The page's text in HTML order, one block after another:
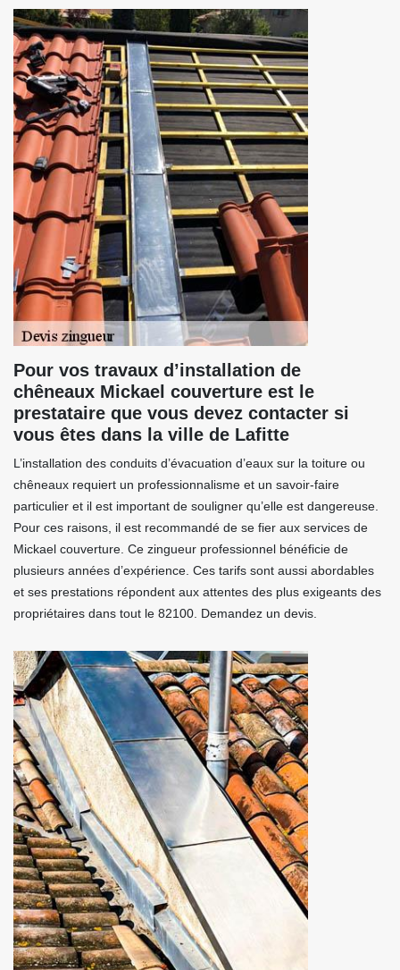
Pour vos travaux d’installation de
chêneaux Mickael couverture est le
prestataire que vous devez contacter si
vous êtes dans la ville de Lafitte
L’installation des conduits d’évacuation d’eaux sur la toiture ou
chêneaux requiert un professionnalisme et un savoir-faire
particulier et il est important de souligner qu’elle est dangereuse.
Pour ces raisons, il est recommandé de se fier aux services de
Mickael couverture. Ce zingueur professionnel bénéficie de
plusieurs années d’expérience. Ces tarifs sont aussi abordables
et ses prestations répondent aux attentes des plus exigeants des
propriétaires dans tout le 82100. Demandez un devis.